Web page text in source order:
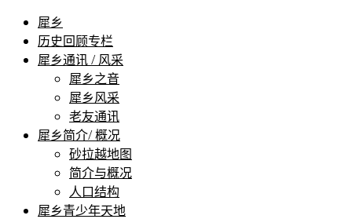
犀乡
历史回顾专栏
犀乡通讯 / 风采
犀乡之音
犀乡风采
老友通讯
犀乡简介/ 概况
砂拉越地图
简介与概况
人口结构
犀乡青少年天地